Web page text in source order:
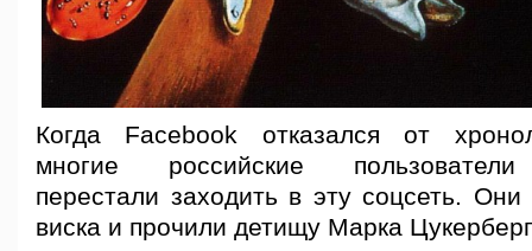
Когда Facebook отказался от
многие российские пользователи
перестали заходить в эту соцсеть.
виска и прочили детищу Марка